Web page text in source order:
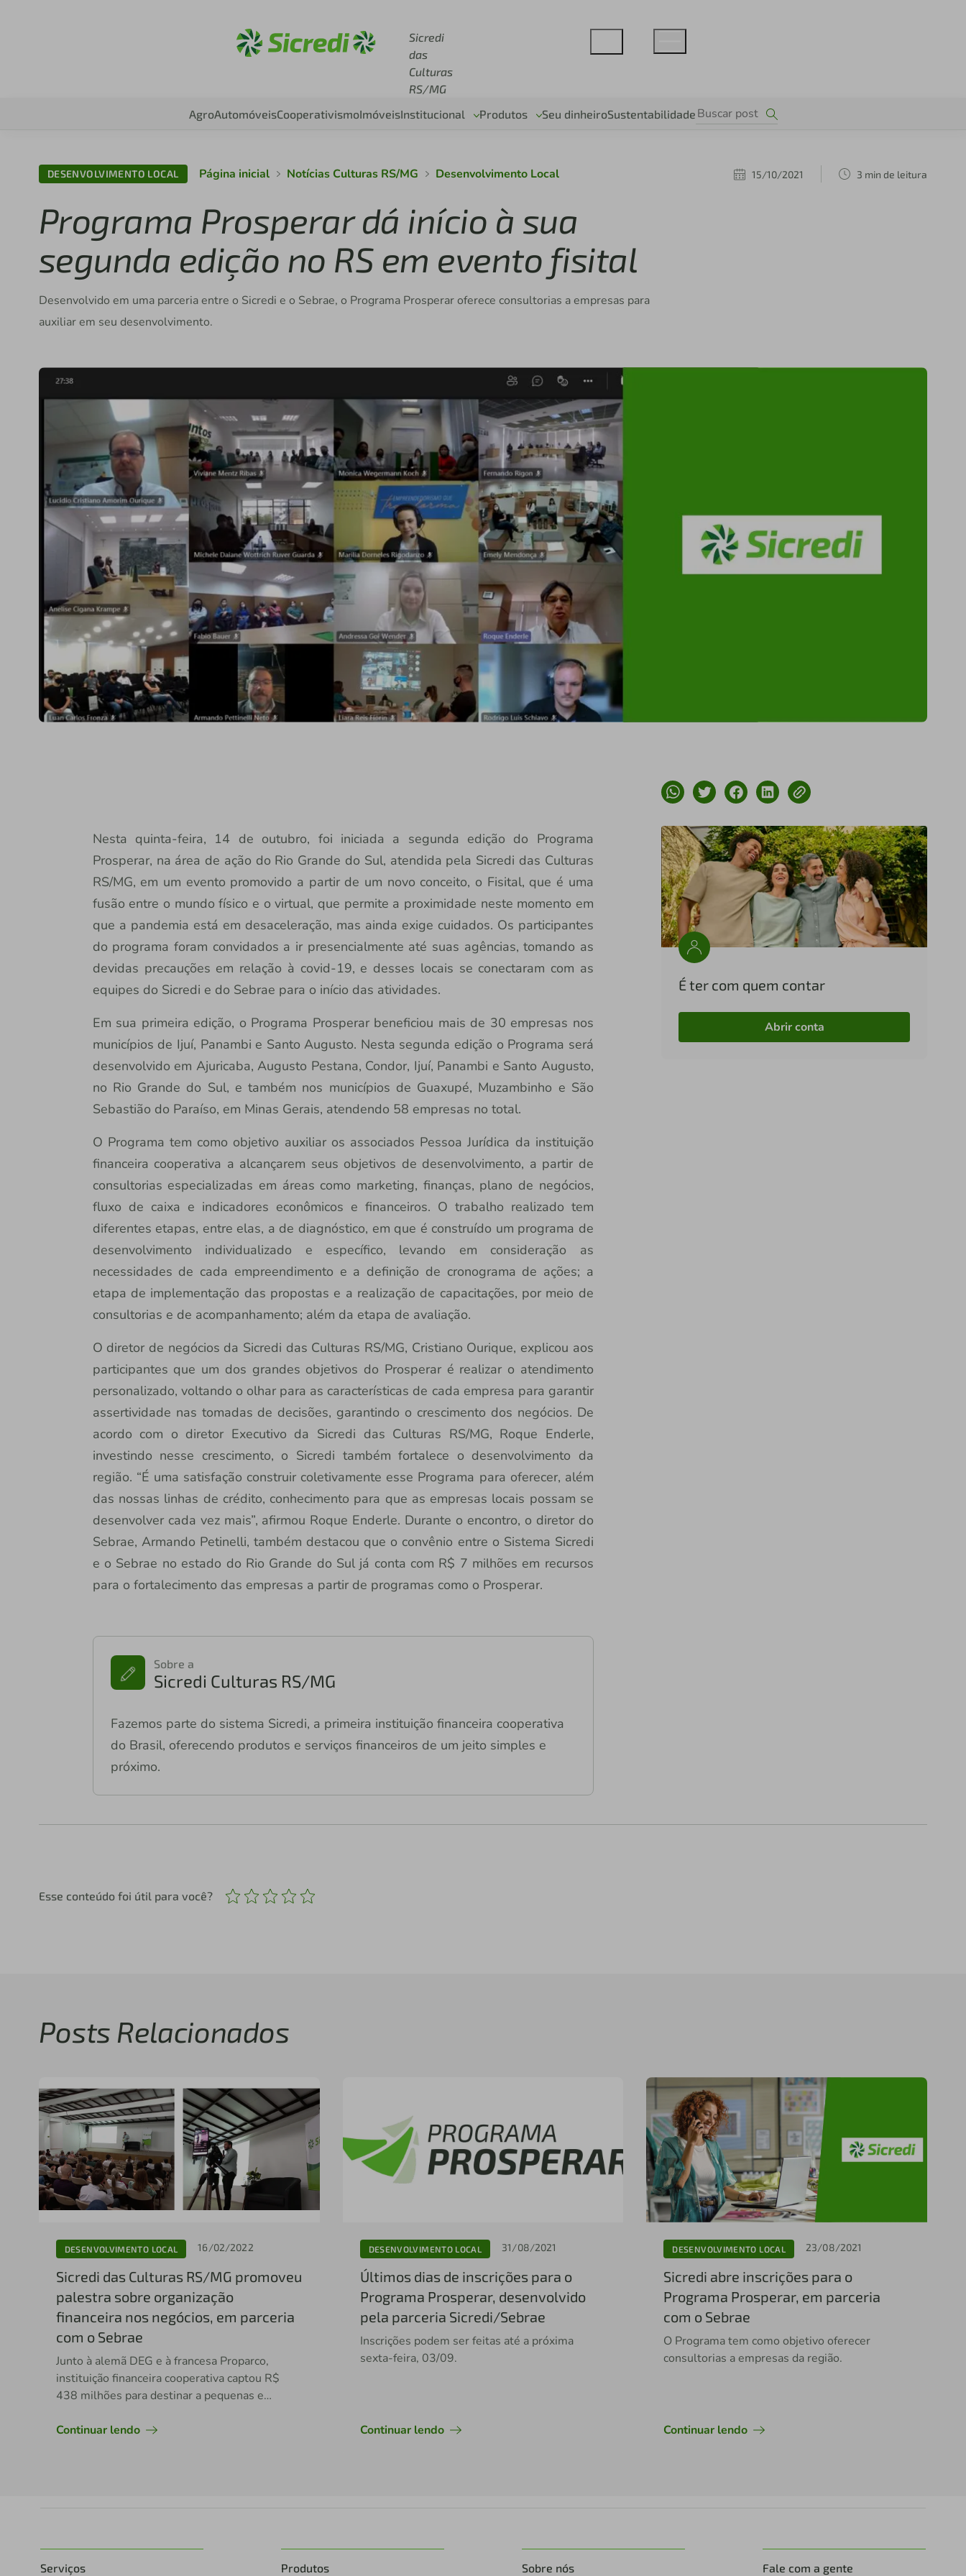
Sicredi
das
Culturas
RS/MG
AgroAutomóveisCooperativismoImóveisInstitucional Produtos Seu dinheiroSustentabilidade
DESENVOLVIMENTO LOCAL Página inicial Notícias Culturas RS/MG Desenvolvimento Local 15/10/2021 3 min de leitura
Programa Prosperar dá início à sua
segunda edição no RS em evento fisital
Desenvolvido em uma parceria entre o Sicredi e o Sebrae, o Programa Prosperar oferece consultorias a empresas para
auxiliar em seu desenvolvimento.
Nesta quinta-feira, 14 de outubro, foi iniciada a segunda edição do Programa
Prosperar, na área de ação do Rio Grande do Sul, atendida pela Sicredi das Culturas
RS/MG, em um evento promovido a partir de um novo conceito, o Fisital, que é uma
fusão entre o mundo físico e o virtual, que permite a proximidade neste momento em
que a pandemia está em desaceleração, mas ainda exige cuidados. Os participantes
do programa foram convidados a ir presencialmente até suas agências, tomando as
devidas precauções em relação à covid-19, e desses locais se conectaram com as
equipes do Sicredi e do Sebrae para o início das atividades.
Em sua primeira edição, o Programa Prosperar beneficiou mais de 30 empresas nos
municípios de Ijuí, Panambi e Santo Augusto. Nesta segunda edição o Programa será
desenvolvido em Ajuricaba, Augusto Pestana, Condor, Ijuí, Panambi e Santo Augusto,
no Rio Grande do Sul, e também nos municípios de Guaxupé, Muzambinho e São
Sebastião do Paraíso, em Minas Gerais, atendendo 58 empresas no total.
O Programa tem como objetivo auxiliar os associados Pessoa Jurídica da instituição
financeira cooperativa a alcançarem seus objetivos de desenvolvimento, a partir de
consultorias especializadas em áreas como marketing, finanças, plano de negócios,
fluxo de caixa e indicadores econômicos e financeiros. O trabalho realizado tem
diferentes etapas, entre elas, a de diagnóstico, em que é construído um programa de
desenvolvimento individualizado e específico, levando em consideração as
necessidades de cada empreendimento e a definição de cronograma de ações; a
etapa de implementação das propostas e a realização de capacitações, por meio de
consultorias e de acompanhamento; além da etapa de avaliação.
O diretor de negócios da Sicredi das Culturas RS/MG, Cristiano Ourique, explicou aos
participantes que um dos grandes objetivos do Prosperar é realizar o atendimento
personalizado, voltando o olhar para as características de cada empresa para garantir
assertividade nas tomadas de decisões, garantindo o crescimento dos negócios. De
acordo com o diretor Executivo da Sicredi das Culturas RS/MG, Roque Enderle,
investindo nesse crescimento, o Sicredi também fortalece o desenvolvimento da
região. “É uma satisfação construir coletivamente esse Programa para oferecer, além
das nossas linhas de crédito, conhecimento para que as empresas locais possam se
desenvolver cada vez mais”, afirmou Roque Enderle. Durante o encontro, o diretor do
Sebrae, Armando Petinelli, também destacou que o convênio entre o Sistema Sicredi
e o Sebrae no estado do Rio Grande do Sul já conta com R$ 7 milhões em recursos
para o fortalecimento das empresas a partir de programas como o Prosperar.
Sobre a
Sicredi Culturas RS/MG
Fazemos parte do sistema Sicredi, a primeira instituição financeira cooperativa
do Brasil, oferecendo produtos e serviços financeiros de um jeito simples e
próximo.
É ter com quem contar
Abrir conta
Esse conteúdo foi útil para você?
Posts Relacionados
DESENVOLVIMENTO LOCAL 16/02/2022
Sicredi das Culturas RS/MG promoveu
palestra sobre organização
financeira nos negócios, em parceria
com o Sebrae
Junto à alemã DEG e à francesa Proparco,
instituição financeira cooperativa captou R$
438 milhões para destinar a pequenas e
Continuar lendo
DESENVOLVIMENTO LOCAL 31/08/2021
Últimos dias de inscrições para o
Programa Prosperar, desenvolvido
pela parceria Sicredi/Sebrae
Inscrições podem ser feitas até a próxima
sexta-feira, 03/09.
Continuar lendo
DESENVOLVIMENTO LOCAL 23/08/2021
Sicredi abre inscrições para o
Programa Prosperar, em parceria
com o Sebrae
O Programa tem como objetivo oferecer
consultorias a empresas da região.
Continuar lendo
Serviços Produtos Sobre nós Fale com a gente